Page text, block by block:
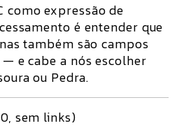
como expressão de
é entender que
também sãocampos
— e cabe a nós escolher
ou Pedra.
sem links)